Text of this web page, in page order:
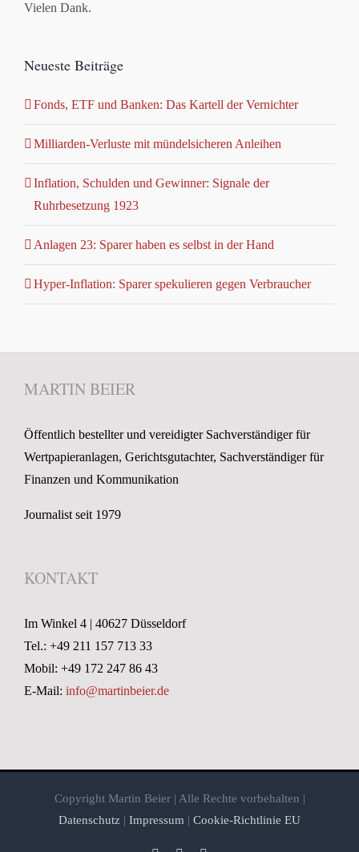
Vielen Dank.
Neueste Beiträge
Fonds, ETF und Banken: Das Kartell der Vernichter
Milliarden-Verluste mit mündelsicheren Anleihen
Inflation, Schulden und Gewinner: Signale der
Ruhrbesetzung 1923
Anlagen 23: Sparer haben es selbst in der Hand
Hyper-Inflation: Sparer spekulieren gegen Verbraucher
MARTIN BEIER
Öffentlich bestellter und vereidigter Sachverständiger für
Wertpapieranlagen, Gerichtsgutachter, Sachverständiger für
Finanzen und Kommunikation
Journalist seit 1979
KONTAKT
Im Winkel 4 | 40627 Düsseldorf
Tel.: +49 211 157 713 33
Mobil: +49 172 247 86 43
E-Mail: info@martinbeier.de
Copyright Martin Beier | Alle Rechte vorbehalten |
Datenschutz | Impressum | Cookie-Richtlinie EU